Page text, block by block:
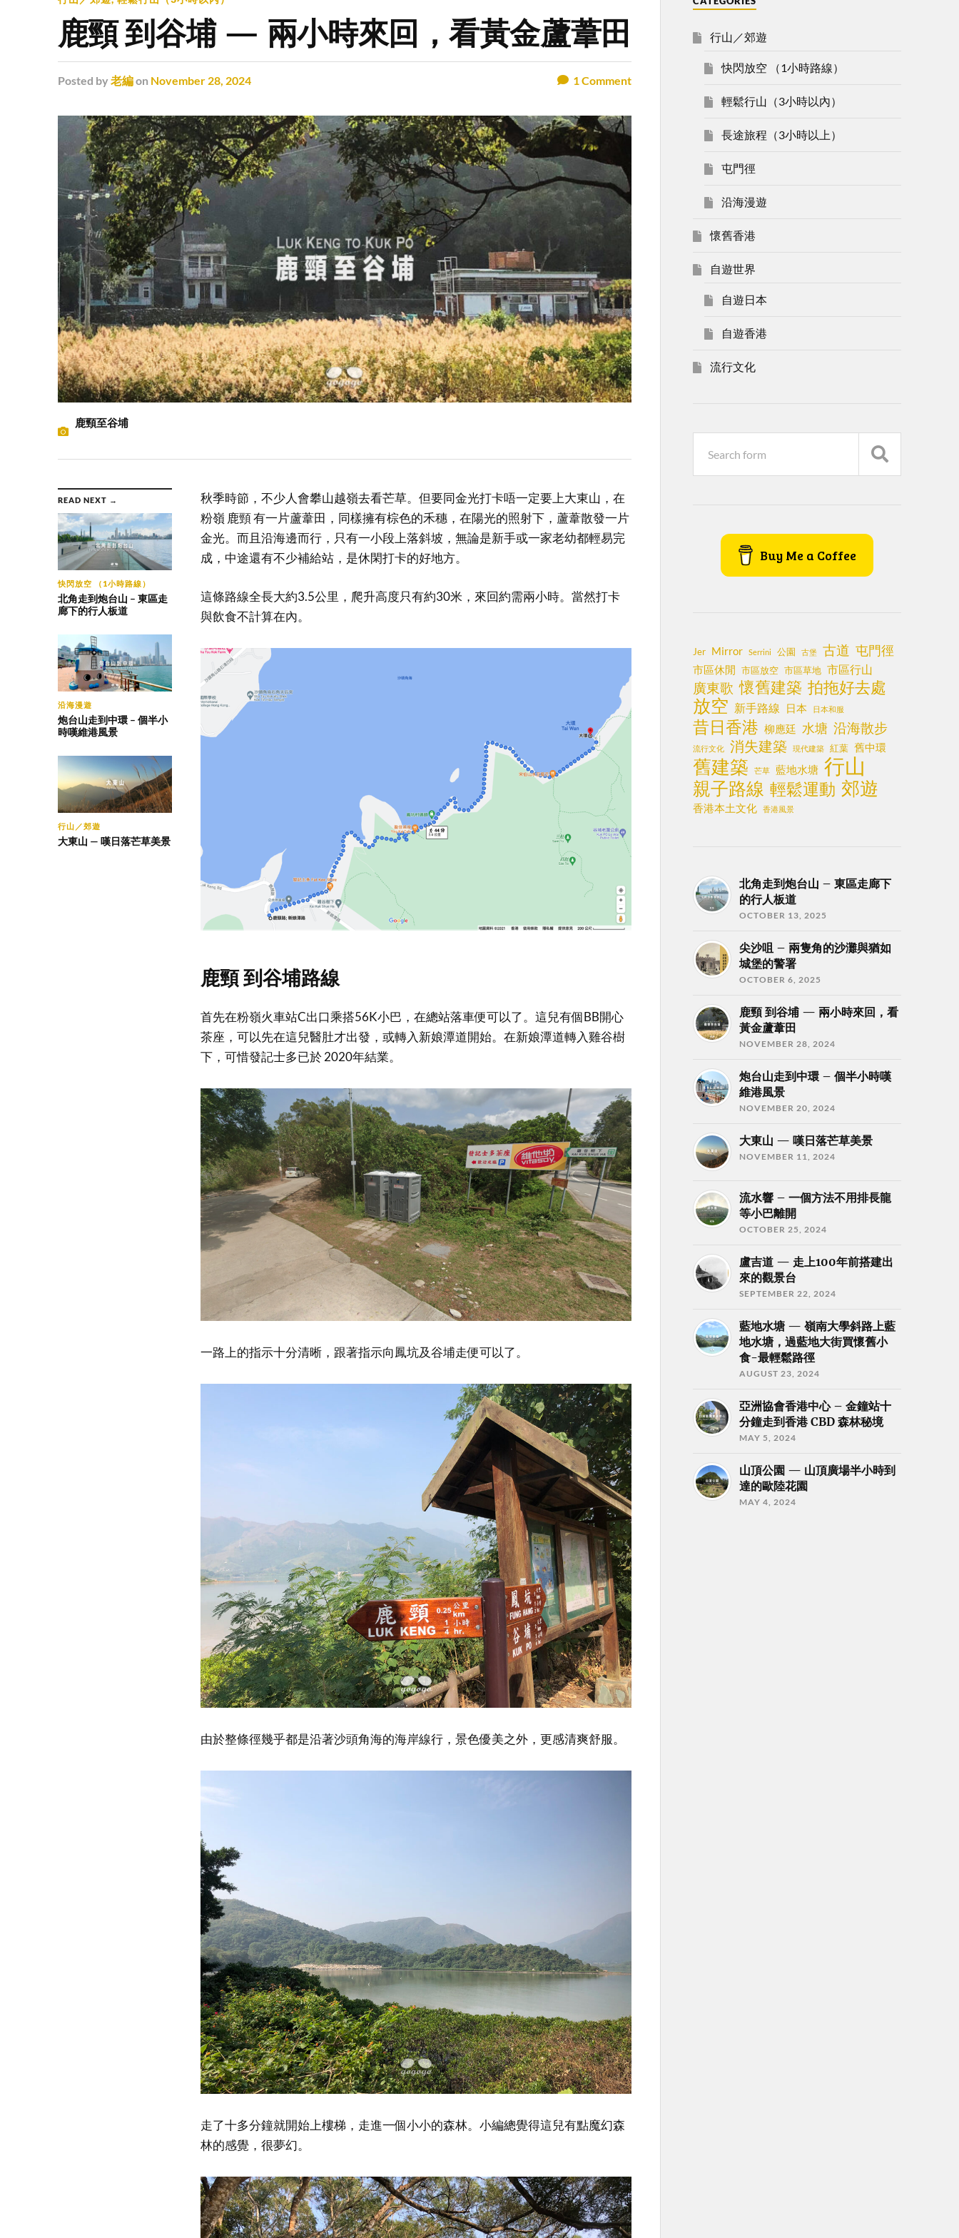
鹿頸 到谷埔 — 兩小時來回，看黃金蘆葦田
Posted by 老編on November 28, 2024 1Comment
鹿頸至谷埔
READ NEXT →
快閃放空 （1小時路線）
北角走到炮台山 – 東區走
廊下的行人板道
沿海漫遊
炮台山走到中環 – 個半小
時嘆維港風景
行山／郊遊
大東山 — 嘆日落芒草美景
秋季時節，不少人會攀山越嶺去看芒草。但要同金光打卡唔一定要上大東山，在
粉嶺 鹿頸 有一片蘆葦田，同樣擁有棕色的禾穗，在陽光的照射下，蘆葦散發一片
金光。而且沿海邊而行，只有一小段上落斜坡，無論是新手或一家老幼都輕易完
成，中途還有不少補給站，是休閑打卡的好地方。
這條路線全長大約3.5公里，爬升高度只有約30米，來回約需兩小時。當然打卡
與飲食不計算在內。
鹿頸 到谷埔路線
首先在粉嶺火車站C出口乘搭56K小巴，在總站落車便可以了。這兒有個BB開心
茶座，可以先在這兒醫肚才出發，或轉入新娘潭道開始。在新娘潭道轉入雞谷樹
下，可惜發記士多已於 2020年結業。
一路上的指示十分清晰，跟著指示向鳳坑及谷埔走便可以了。
由於整條徑幾乎都是沿著沙頭角海的海岸線行，景色優美之外，更感清爽舒服。
走了十多分鐘就開始上樓梯，走進一個小小的森林。小編總覺得這兒有點魔幻森
林的感覺，很夢幻。
行山／郊遊
快閃放空 （1小時路線）
輕鬆行山（3小時以內）
長途旅程（3小時以上）
屯門徑
沿海漫遊
懷舊香港
自遊世界
自遊日本
自遊香港
流行文化
Buy Me a Coffee
Jer Mirror Serrini 公園 古堡 古道 屯門徑
市區休閒 市區放空 市區草地 市區行山
廣東歌 懷舊建築 拍拖好去處
放空 新手路線 日本 日本和服
昔日香港 柳應廷 水塘 沿海散步
流行文化 消失建築 現代建築 紅葉 舊中環
舊建築 芒草 藍地水塘 行山
親子路線 輕鬆運動 郊遊
香港本土文化 香港風景
北角走到炮台山 – 東區走廊下
的行人板道
OCTOBER 13, 2025
尖沙咀 – 兩隻角的沙灘與猶如
城堡的警署
OCTOBER 6, 2025
鹿頸 到谷埔 — 兩小時來回，看
黃金蘆葦田
NOVEMBER 28, 2024
炮台山走到中環 – 個半小時嘆
維港風景
NOVEMBER 20, 2024
大東山 — 嘆日落芒草美景
NOVEMBER 11, 2024
流水響 – 一個方法不用排長龍
等小巴離開
OCTOBER 25, 2024
盧吉道 — 走上100年前搭建出
來的觀景台
SEPTEMBER 22, 2024
藍地水塘 — 嶺南大學斜路上藍
地水塘，過藍地大街買懷舊小
食-最輕鬆路徑
AUGUST 23, 2024
亞洲協會香港中心 – 金鐘站十
分鐘走到香港 CBD 森林秘境
MAY 5, 2024
山頂公園 — 山頂廣場半小時到
達的歐陸花園
MAY 4, 2024